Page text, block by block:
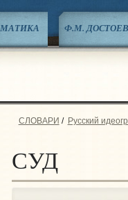
Ф.М.
СЛОВАРИ / Русский
СУД